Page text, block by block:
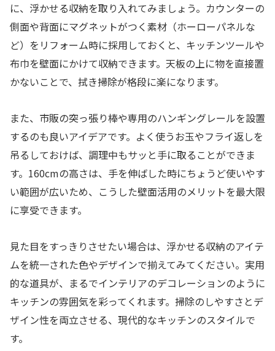
に、浮かせる収納を取り入れてみましょう。カウンターの
側面や背面にマグネットがつく素材（ホーローパネルな
ど）をリフォーム時に採用しておくと、キッチンツールや
布巾を壁面にかけて収納できます。天板の上に物を直接置
かないことで、拭き掃除が格段に楽になります。
また、市販の突っ張り棒や専用のハンギングレールを設置
するのも良いアイデアです。よく使うお玉やフライ返しを
吊るしておけば、調理中もサッと手に取ることができま
す。160cmの高さは、手を伸ばした時にちょうど使いやす
い範囲が広いため、こうした壁面活用のメリットを最大限
に享受できます。
見た目をすっきりさせたい場合は、浮かせる収納のアイテ
ムを統一された色やデザインで揃えてみてください。実用
的な道具が、まるでインテリアのデコレーションのように
キッチンの雰囲気を彩ってくれます。掃除のしやすさとデ
ザイン性を両立させる、現代的なキッチンのスタイルで
す。